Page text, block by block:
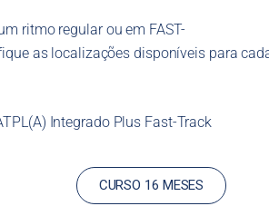
ritmo regular ou em FAST-
as localizações disponíveis para
Integrado Plus Fast-Track
CURSO 16 MESES